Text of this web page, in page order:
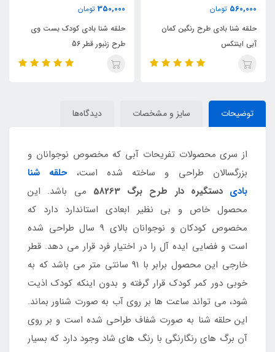
350,000 تومان
حلقه شنا بادی کودک بست وی
طرح زنبور قطر 56
465,000 تومان
حلقه شنا بادی شفاف نارنجی
اینتکس قطر 76
توضیحات سایز و مشخصات دیدگاه‌ها
از سری محصولات تفریحات آبی که مخصوص نوجوانان و
بزرگسالان طراحی و ساخته شده است،حلقه شنا
بادی دستگیره دار طرح برگ 58263
می باشد. این
محصول خاص و بی نظیر ابعادی استاندارد دارد که
مخصوص کودکان و نوجوانان بالای 9 سال طراحی شده
است و فضایی ایده آل را در اختیار فرد قرار می دهد. قطر
خارجی این محصول برابر با 91 سانتی متر می باشد که به
خوبی دور کمر کودک قرار گرفته و بدون اینکه کودک اذیت
شود، می تواند ساعت ها بر روی آب به صورت شناور بماند.
این حلقه شنا به صورت شفاف طراحی شده است و بر روی
آن برگ های رنگارنگی با رنگ های شاد وجود دارد که بسیار